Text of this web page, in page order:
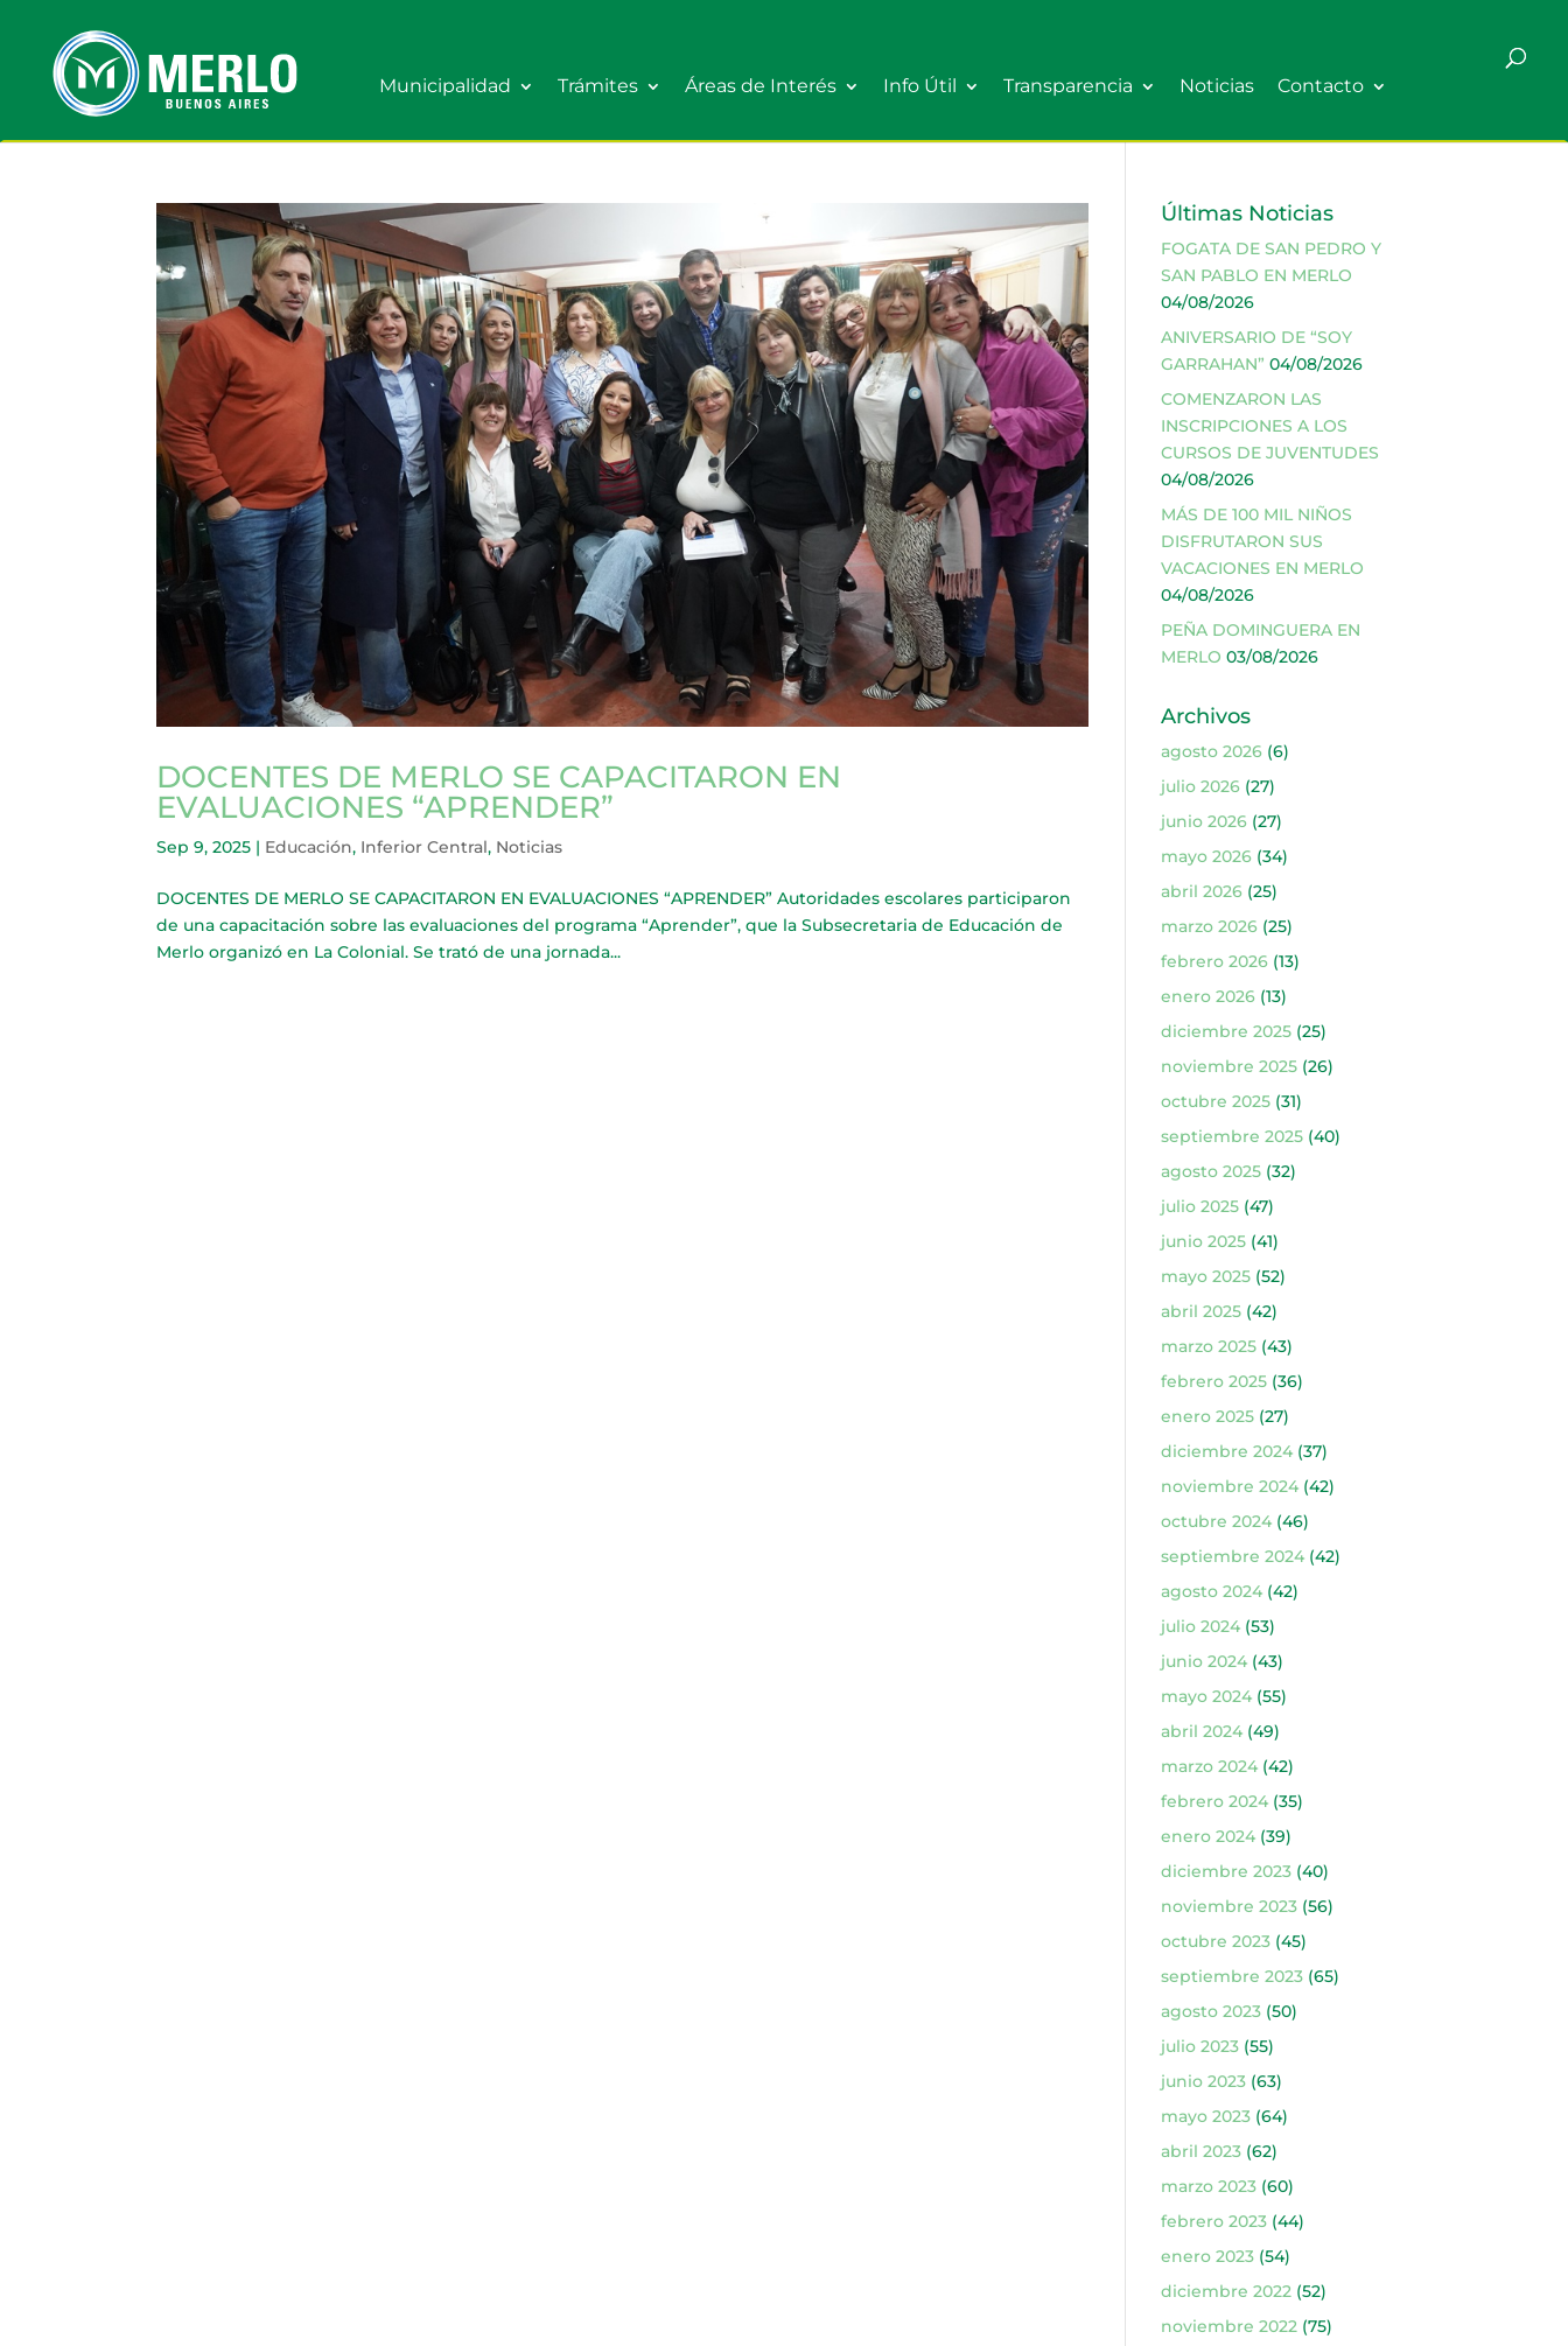
Municipalidad Trámites Áreas de Interés Info Útil Transparencia Noticias Contacto
DOCENTES DE MERLO SE CAPACITARON EN
EVALUACIONES “APRENDER”
Sep 9, 2025 | Educación, Inferior Central, Noticias
DOCENTES DE MERLO SE CAPACITARON EN EVALUACIONES “APRENDER” Autoridades escolares participaron
de una capacitación sobre las evaluaciones del programa “Aprender”, que la Subsecretaria de Educación de
Merlo organizó en La Colonial. Se trató de una jornada...
Últimas Noticias
FOGATA DE SAN PEDRO Y
SAN PABLO EN MERLO
04/08/2026
ANIVERSARIO DE “SOY
GARRAHAN” 04/08/2026
COMENZARON LAS
INSCRIPCIONES A LOS
CURSOS DE JUVENTUDES
04/08/2026
MÁS DE 100 MIL NIÑOS
DISFRUTARON SUS
VACACIONES EN MERLO
04/08/2026
PEÑA DOMINGUERA EN
MERLO 03/08/2026
Archivos
agosto 2026(6)
julio 2026(27)
junio 2026(27)
mayo 2026(34)
abril 2026(25)
marzo 2026(25)
febrero 2026(13)
enero 2026(13)
diciembre 2025(25)
noviembre 2025(26)
octubre 2025(31)
septiembre 2025(40)
agosto 2025(32)
julio 2025(47)
junio 2025(41)
mayo 2025(52)
abril 2025(42)
marzo 2025(43)
febrero 2025(36)
enero 2025(27)
diciembre 2024(37)
noviembre 2024(42)
octubre 2024(46)
septiembre 2024(42)
agosto 2024(42)
julio 2024(53)
junio 2024(43)
mayo 2024(55)
abril 2024(49)
marzo 2024(42)
febrero 2024(35)
enero 2024(39)
diciembre 2023(40)
noviembre 2023(56)
octubre 2023(45)
septiembre 2023(65)
agosto 2023(50)
julio 2023(55)
junio 2023(63)
mayo 2023(64)
abril 2023(62)
marzo 2023(60)
febrero 2023(44)
enero 2023(54)
diciembre 2022(52)
noviembre 2022(75)